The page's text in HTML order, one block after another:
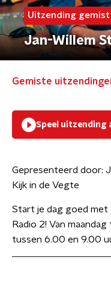
Uitzending gemist
Jan-Willem
Gemiste
Speel uitzending
Gepresenteerd door:
Kijk in de Vegte
Start je dag goed met
Radio 2! Van
tussen 6.00 en 9.00